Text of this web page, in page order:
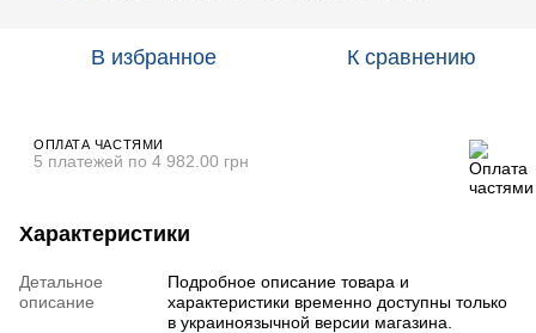
В избранное К сравнению
ОПЛАТА ЧАСТЯМИ
5 платежей по 4 982.00 грн
Характеристики
Детальное
описание
Подробное описание товара и
характеристики временно доступны только
в украиноязычной версии магазина.